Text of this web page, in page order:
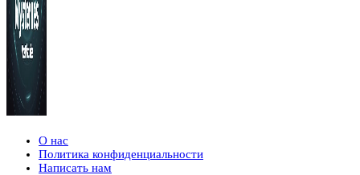
О нас
Политика конфиденциальности
Написать нам